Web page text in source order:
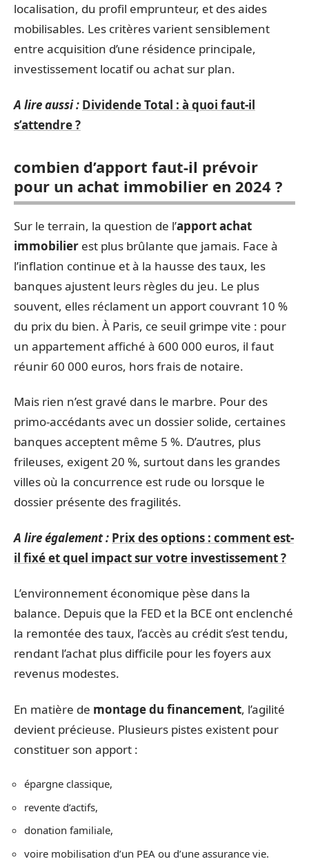
localisation, du profil emprunteur, et des aides
mobilisables. Les critères varient sensiblement
entre acquisition d’une résidence principale,
investissement locatif ou achat sur plan.
A lire aussi : Dividende Total : à quoi faut-il
s’attendre ?
combien d’apport faut-il prévoir
pour un achat immobilier en 2024 ?
Sur le terrain, la question de l’apport achat
immobilier est plus brûlante que jamais. Face à
l’inflation continue et à la hausse des taux, les
banques ajustent leurs règles du jeu. Le plus
souvent, elles réclament un apport couvrant 10 %
du prix du bien. À Paris, ce seuil grimpe vite : pour
un appartement affiché à 600 000 euros, il faut
réunir 60 000 euros, hors frais de notaire.
Mais rien n’est gravé dans le marbre. Pour des
primo-accédants avec un dossier solide, certaines
banques acceptent même 5 %. D’autres, plus
frileuses, exigent 20 %, surtout dans les grandes
villes où la concurrence est rude ou lorsque le
dossier présente des fragilités.
A lire également : Prix des options : comment est-
il fixé et quel impact sur votre investissement ?
L’environnement économique pèse dans la
balance. Depuis que la FED et la BCE ont enclenché
la remontée des taux, l’accès au crédit s’est tendu,
rendant l’achat plus difficile pour les foyers aux
revenus modestes.
En matière de montage du financement, l’agilité
devient précieuse. Plusieurs pistes existent pour
constituer son apport :
épargne classique,
revente d’actifs,
donation familiale,
voire mobilisation d’un PEA ou d’une assurance vie.